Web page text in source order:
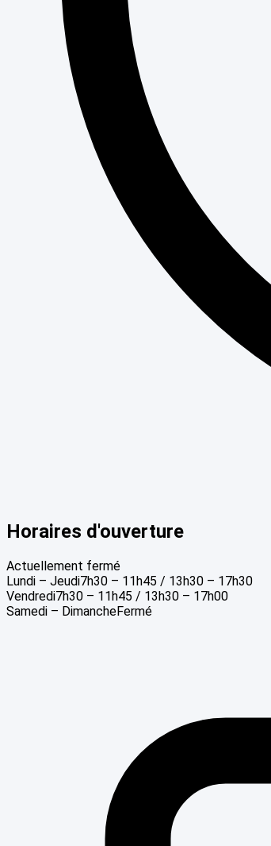
Horaires d'ouverture
Actuellement fermé
Lundi – Jeudi7h30 – 11h45 / 13h30 – 17h30
Vendredi7h30 – 11h45 / 13h30 – 17h00
Samedi – DimancheFermé